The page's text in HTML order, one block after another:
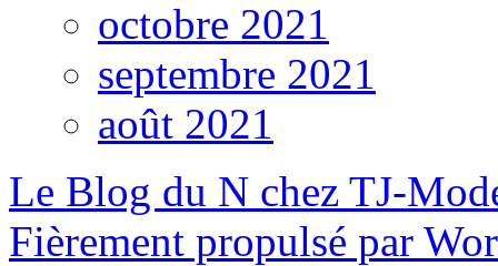
octobre 2021
septembre 2021
août 2021
Le Blog du N chez TJ-
Fièrement propulsé par